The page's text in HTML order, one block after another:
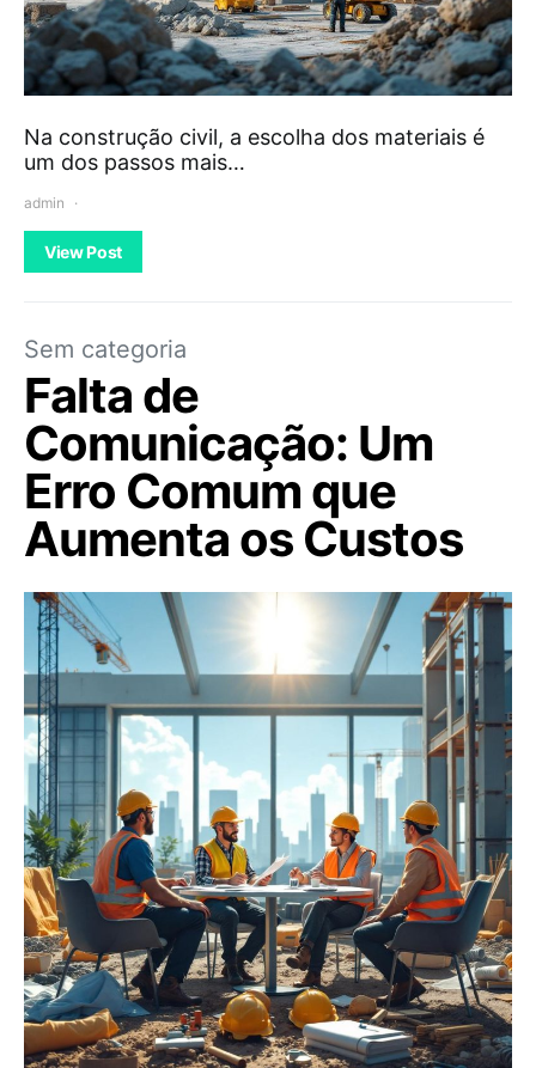
Na construção civil, a escolha dos materiais é
um dos passos mais…
admin
View Post
Sem categoria
Falta de
Comunicação: Um
Erro Comum que
Aumenta os Custos